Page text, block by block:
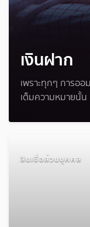
เงินฝาก
เพราะทุกๆ การอ
เต็มความหมายนั้น
สินเชื่อส่วนบุคคล